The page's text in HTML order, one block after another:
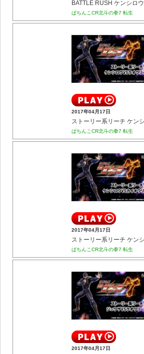
BATTLE RUSH ケンシロウ
ぱちんこCR北斗の拳7 転生
2017年04月17日
ぱちんこCR北斗の拳7 転生
2017年04月17日
ぱちんこCR北斗の拳7 転生
2017年04月17日